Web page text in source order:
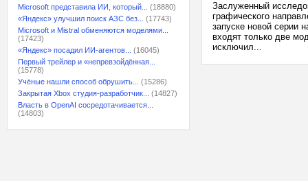
Microsoft представила ИИ, который...
(18880)
«Яндекс» улучшил поиск АЗС без...
(17743)
Microsoft и Mistral обменяются моделями...
(17423)
«Яндекс» посадил ИИ-агентов...
(16045)
Первый трейлер и «непревзойдённая...
(15778)
Учёные нашли способ обрушить...
(15286)
Закрытая Xbox студия-разработчик...
(14827)
Власть в OpenAI сосредотачивается...
(14803)
Заслуженный
графического
запуске новой серии
входят только две
исключил...